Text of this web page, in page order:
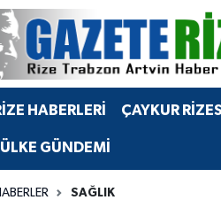
HABERLERİ ÇAYKUR
ÜLKE GÜNDEMİ
SAĞLIK
Eczaneler
Durumu
Yoğunluk Haritası